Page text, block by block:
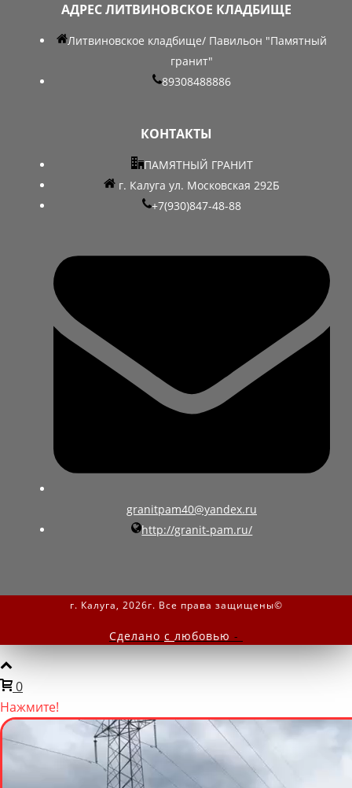
АДРЕС ЛИТВИНОВСКОЕ КЛАДБИЩЕ
Литвиновское кладбище/ Павильон "Памятный
гранит"
89308488886
КОНТАКТЫ
ПАМЯТНЫЙ ГРАНИТ
г. Калуга ул. Московская 292Б
+7(930)847-48-88
granitpam40@yandex.ru
http://granit-pam.ru/
г. Калуга, 2026г. Все права защищены©
Сделано с любовью -
0
Нажмите!